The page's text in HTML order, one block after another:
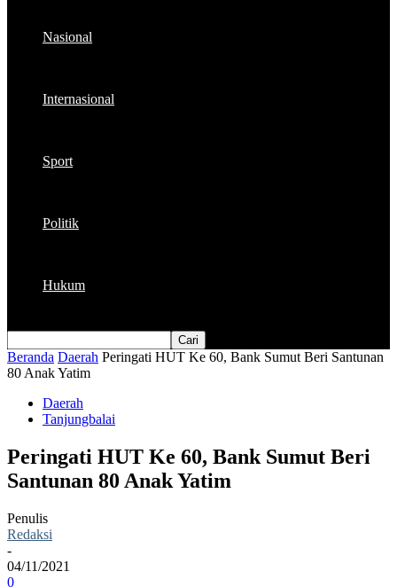
Nasional
Internasional
Sport
Politik
Hukum
Beranda Daerah Peringati HUT Ke 60, Bank Sumut Beri Santunan
80 Anak Yatim
Daerah
Tanjungbalai
Peringati HUT Ke 60, Bank Sumut Beri
Santunan 80 Anak Yatim
Penulis
Redaksi
-
04/11/2021
0